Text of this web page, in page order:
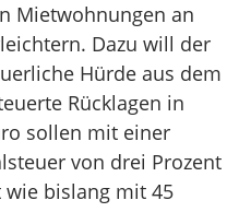
Mietwohnungen an
Dazu will der
Hürde aus dem
Rücklagen in
sollen mit einer
von drei Prozent
wie bislang mit 45